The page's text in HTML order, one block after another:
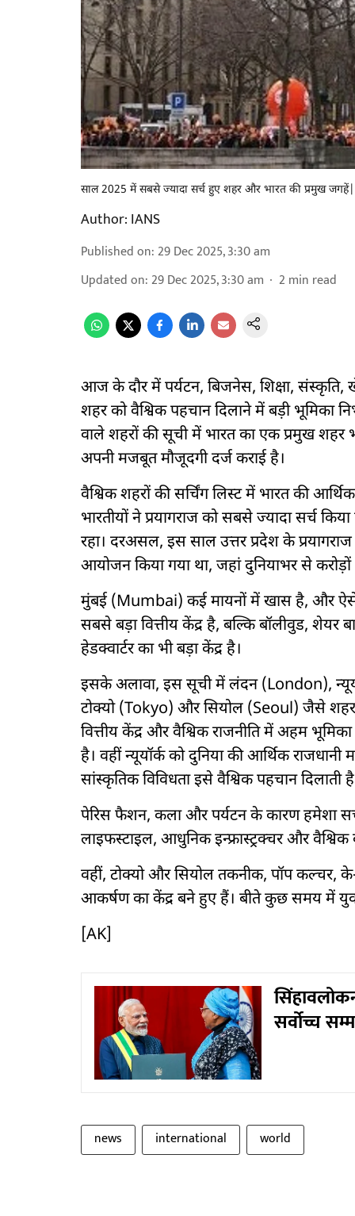
साल 2025 में सबसे ज्यादा सर्च हुए शहर और भारत की प्रमुख जगहें|
Author: IANS
Published on: 29 Dec 2025, 3:30 am
Updated on: 29 Dec 2025, 3:30 am 2 min read
आज के दौर में पर्यटन, बिजनेस, शिक्षा,
शहर को वैश्विक पहचान दिलाने में बड़ी भूमिका
वाले शहरों की सूची में भारत का एक प्रमुख शहर
अपनी मजबूत मौजूदगी दर्ज कराई है।
वैश्विक शहरों की सर्चिंग लिस्ट में भारत की
भारतीयों ने प्रयागराज को सबसे ज्यादा सर्च
रहा। दरअसल, इस साल उत्तर प्रदेश के
आयोजन किया गया था, जहां दुनियाभर से करोड़ों
मुंबई (Mumbai) कई मायनों में खास है, और ऐसे
सबसे बड़ा वित्तीय केंद्र है, बल्कि बॉलीवुड, शेयर
हेडक्वार्टर का भी बड़ा केंद्र है।
इसके अलावा, इस सूची में लंदन (London),
टोक्यो (Tokyo) और सियोल (Seoul) जैसे शहर
वित्तीय केंद्र और वैश्विक राजनीति में अहम
है। वहीं न्यूयॉर्क को दुनिया की आर्थिक राजधानी
सांस्कृतिक विविधता इसे वैश्विक पहचान दिलाती
पेरिस फैशन, कला और पर्यटन के कारण हमेशा
लाइफस्टाइल, आधुनिक इन्फ्रास्ट्रक्चर और वैश्विक
वहीं, टोक्यो और सियोल तकनीक, पॉप कल्चर,
आकर्षण का केंद्र बने हुए हैं। बीते कुछ समय में
[AK]
सर्वोच्च
news international world